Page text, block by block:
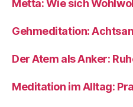
Metta: Wie sich
Gehmeditation:
Der Atem als Anker:
Meditation im Alltag: